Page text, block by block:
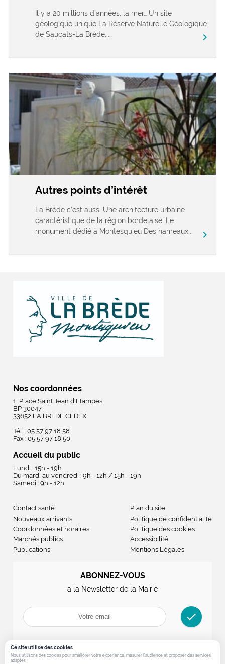
Il y a 20 millions d’années, la mer… Un site
géologique unique La Réserve Naturelle Géologique
de Saucats-La Brède,...
chevron_right
Autres points d’intérêt
La Brède c’est aussi Une architecture urbaine
caractéristique de la région bordelaise, Le
monument dédié à Montesquieu Des hameaux...
chevron_right
Nos coordonnées
1, Place Saint Jean d'Etampes
BP 30047
33652 LA BREDE CEDEX
Tél. : 05 57 97 18 58
Fax : 05 57 97 18 50
Accueil du public
Lundi : 15h - 19h
Du mardi au vendredi : 9h - 12h / 15h - 19h
Samedi : 9h - 12h
Contact santé
Nouveaux arrivants
Coordonnées et horaires
Marchés publics
Publications
Plan du site
Politique de confidentialité
Politique des cookies
Accessibilité
Mentions Légales
ABONNEZ-VOUS
à la Newsletter de la Mairie
check
Ce site utilise des cookies
Nous utilisons des cookies pour ameliorer votre experience, mesurer l’audience et proposer des services
adaptes.